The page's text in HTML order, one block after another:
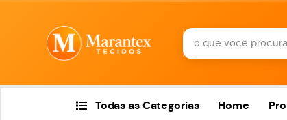
Todas as Categorias Home